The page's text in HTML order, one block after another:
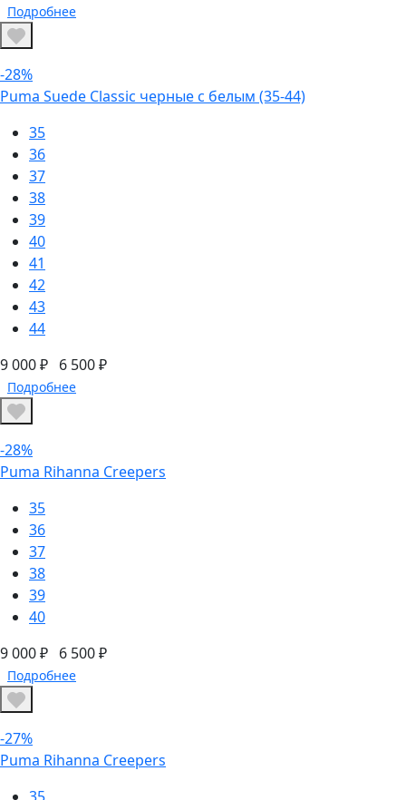
Подробнее
-28%
Puma Suede Classic черные с белым (35-44)
35
36
37
38
39
40
41
42
43
44
9 000 ₽ 6 500 ₽
Подробнее
-28%
Puma Rihanna Creepers
35
36
37
38
39
40
9 000 ₽ 6 500 ₽
Подробнее
-27%
Puma Rihanna Creepers